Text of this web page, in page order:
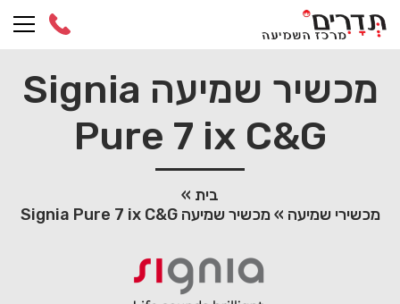
to
content
מכשיר שמיעה Signia
Pure 7 ix C&G
בית »
מכשירי שמיעה »מכשיר שמיעה Signia Pure 7 ix C&G